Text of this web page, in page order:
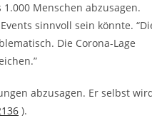
Menschen abzusagen.
sinnvoll sein könnte.
Die Corona-Lage
abzusagen. Er selbst
).